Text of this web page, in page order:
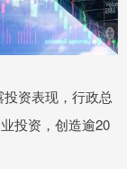
资表现，行政总
投资，创造逾20